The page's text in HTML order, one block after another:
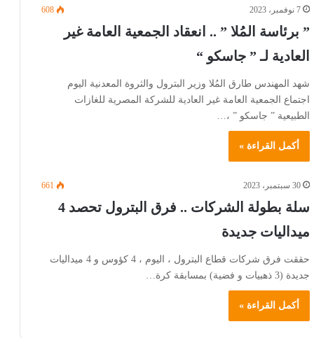
7 نوفمبر، 2023 608
” برئاسة المُلا ” .. انعقاد الجمعية العامة غير
العادية لـ ” جاسكو “
شهد المهندس طارق المُلا وزير البترول والثروة المعدنية اليوم
اجتماع الجمعية العامة غير العادية للشركة المصرية للغازات
الطبيعية ” جاسكو ” ،…
أكمل القراءة »
30 سبتمبر، 2023 661
سلة بطولة الشركات .. فرق البترول تحصد 4
ميداليات جديدة
حققت فرق شركات قطاع البترول ، اليوم ، 4 كؤوس و 4 ميداليات
جديدة (3 ذهبيات و فضية) بمسابقة كرة…
أكمل القراءة »